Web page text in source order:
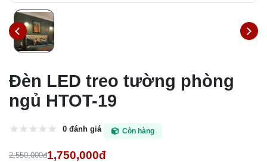
Đèn LED treo tường phòng
ngủ HTOT-19
0 đánh giá Còn hàng
2,550,000đ1,750,000đ